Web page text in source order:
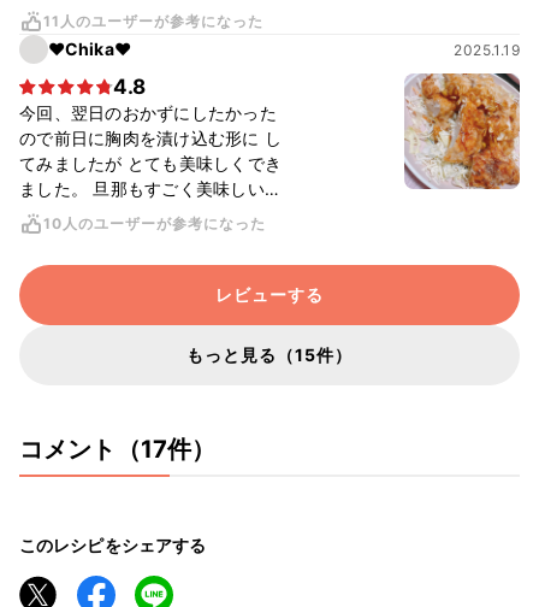
げ時間は少し大きめのむね肉だっ
たので、3分程追加しました。 衣
が程よくカリカリでネギだれとマ
ッチしてます◎ 私も彼も大好きな
リピ確定レシピです♡
11人のユーザーが参考になった
♥Chika♥ 2025.1.19
4.8
今回、翌日のおかずにしたかった
ので前日に胸肉を漬け込む形に し
てみましたが とても美味しくでき
ました。 旦那もすごく美味しい
と、絶賛してくれました！また食
べたいので作ってほしいと言われ
ました！ 胸肉なので、ヘルシー🤣
笑
10人のユーザーが参考になった
レビューする
もっと見る（15件）
コメント（17件）
このレシピをシェアする